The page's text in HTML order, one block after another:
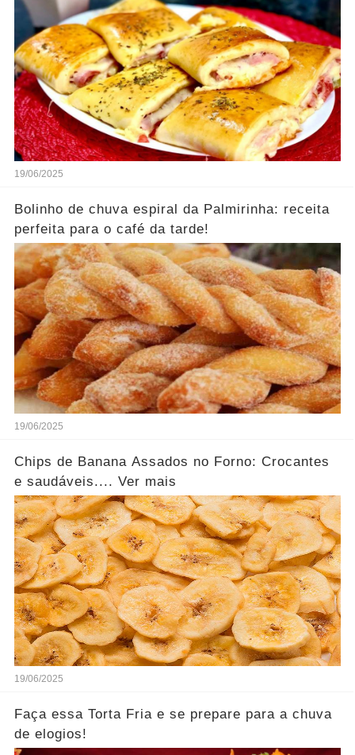
19/06/2025
Bolinho de chuva espiral da Palmirinha: receita
perfeita para o café da tarde!
19/06/2025
Chips de Banana Assados no Forno: Crocantes
e saudáveis.... Ver mais
19/06/2025
Faça essa Torta Fria e se prepare para a chuva
de elogios!